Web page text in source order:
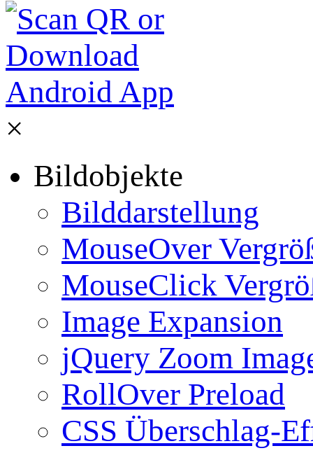
×
Bildobjekte
Bilddarstellung
MouseOver
MouseClick
Image Expansion
jQuery Zoom
RollOver Preload
CSS Überschlag-